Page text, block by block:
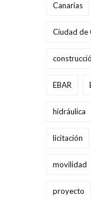
Canarias
Ciudad de
EBAR
hidráulica
licitación
movilidad
proyecto